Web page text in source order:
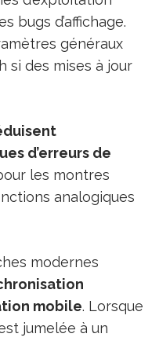
bugs d’affichage.
généraux
si des mises à jour
d’erreurs de
les montres
analogiques
modernes
mobile. Lorsque
jumelée à un